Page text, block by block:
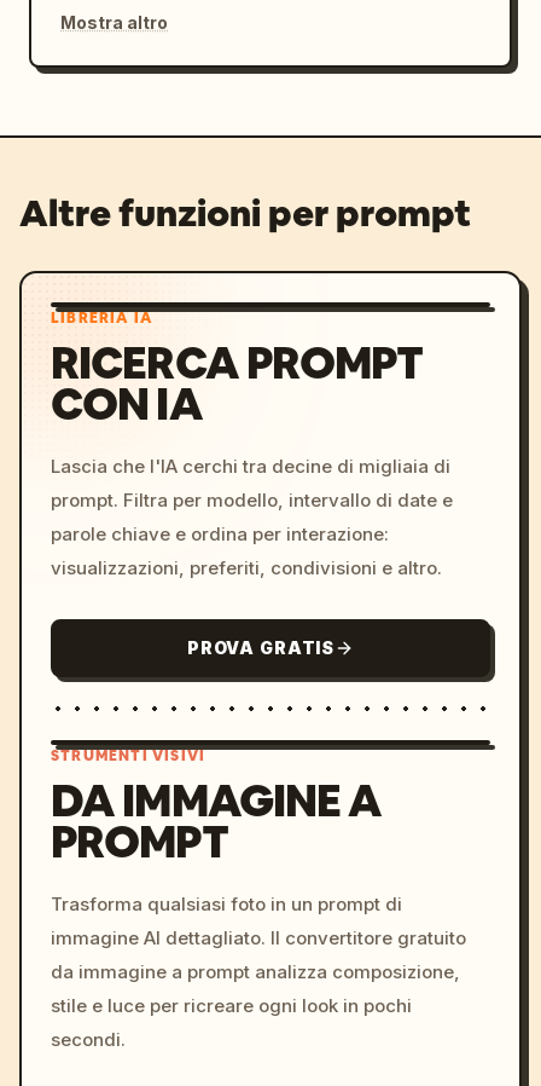
Mostra altro
Altre funzioni per prompt
LIBRERIA IA
RICERCA PROMPT
CON IA
Lascia che l'IA cerchi tra decine di migliaia di
prompt. Filtra per modello, intervallo di date e
parole chiave e ordina per interazione:
visualizzazioni, preferiti, condivisioni e altro.
PROVA GRATIS
colors, 8k --v 6.0
STRUMENTI VISIVI
DA IMMAGINE A
PROMPT
Trasforma qualsiasi foto in un prompt di
immagine AI dettagliato. Il convertitore gratuito
da immagine a prompt analizza composizione,
stile e luce per ricreare ogni look in pochi
secondi.